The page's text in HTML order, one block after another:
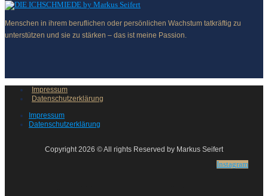
Menschen in ihrem beruflichen oder persönlichen Wachstum tatkräftig zu
unterstützen und sie zu stärken – das ist meine Passion.
Impressum
Datenschutzerklärung
Impressum
Datenschutzerklärung
Copyright 2026 © All rights Reserved by Markus Seifert
Instagram